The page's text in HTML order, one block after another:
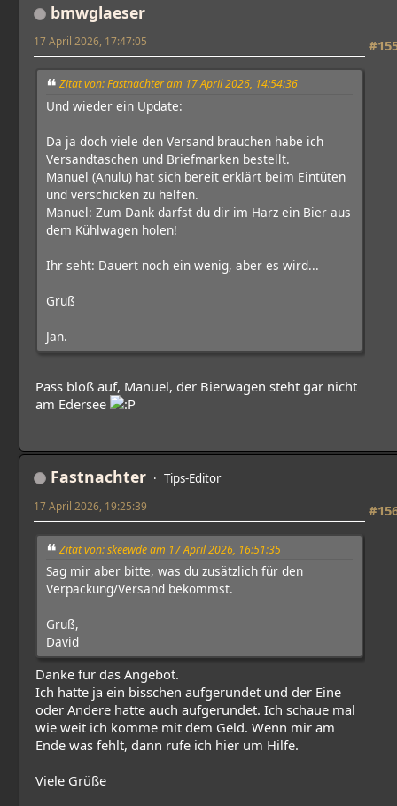
bmwglaeser
17 April 2026, 17:47:05
Zitat von: Fastnachter am 17 April 2026, 14:54:36
Und wieder ein Update:
Da ja doch viele den Versand brauchen habe ich
Versandtaschen und Briefmarken bestellt.
Manuel (Anulu) hat sich bereit erklärt beim Eintüten
und verschicken zu helfen.
Manuel: Zum Dank darfst du dir im Harz ein Bier aus
dem Kühlwagen holen!
Ihr seht: Dauert noch ein wenig, aber es wird...
Gruß
Jan.
Pass bloß auf, Manuel, der Bierwagen steht gar nicht
am Edersee
Fastnachter Tips-Editor
17 April 2026, 19:25:39
Zitat von: skeewde am 17 April 2026, 16:51:35
Sag mir aber bitte, was du zusätzlich für den
Verpackung/Versand bekommst.
Gruß,
David
Danke für das Angebot.
Ich hatte ja ein bisschen aufgerundet und der Eine
oder Andere hatte auch aufgerundet. Ich schaue mal
wie weit ich komme mit dem Geld. Wenn mir am
Ende was fehlt, dann rufe ich hier um Hilfe.
Viele Grüße